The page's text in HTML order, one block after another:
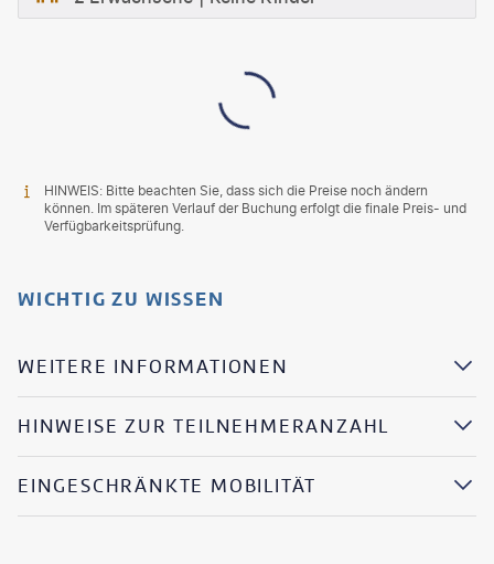
HINWEIS: Bitte beachten Sie, dass sich die Preise noch ändern
können. Im späteren Verlauf der Buchung erfolgt die finale Preis- und
Verfügbarkeitsprüfung.
WICHTIG ZU WISSEN
WEITERE INFORMATIONEN
HINWEISE ZUR TEILNEHMERANZAHL
EINGESCHRÄNKTE MOBILITÄT